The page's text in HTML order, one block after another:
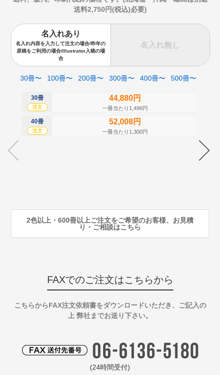
送料2,750円(税込)必要)
名入れあり
名入れ内容を入力して注文の場合/昨年の
原稿をご利用の場合/Illustrator入稿の場
合
名入れ無し
30冊〜 100冊〜 200冊〜 300冊〜 400冊〜 500冊〜
30冊
注文
44,880円
一冊当たり1,496円
40冊
注文
52,008円
一冊当たり1,300円
2色以上・600冊以上ご注文をご希望のお客様、お見積
り・ご相談はこちら
FAXでのご注文はこちらから
こちらからFAX注文依頼書をダウンロードいただき、ご記入の
上 弊社までお送り下さい。
(24時間受付)